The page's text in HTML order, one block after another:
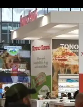
PROVINCIA DI CAGLIARI
SULCIS IGLESIENTE
MEDIO CAMPIDANO
ORISTANO E PROVINCIA
SASSARI E PROVINCIA
GALLURA